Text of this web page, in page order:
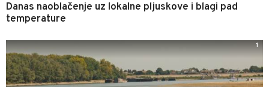
Danas naoblačenje uz lokalne pljuskove i blagi pad
temperature
1